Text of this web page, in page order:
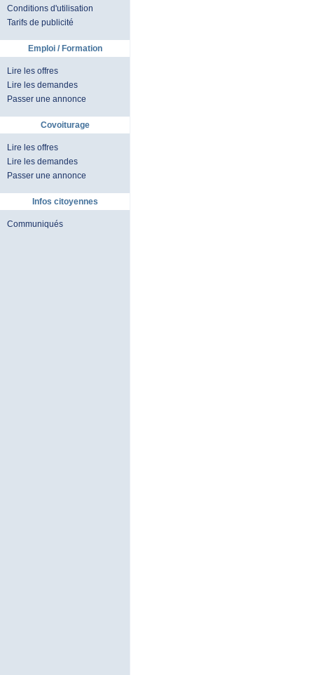
Conditions d'utilisation
Tarifs de publicité
Emploi / Formation
Lire les offres
Lire les demandes
Passer une annonce
Covoiturage
Lire les offres
Lire les demandes
Passer une annonce
Infos citoyennes
Communiqués